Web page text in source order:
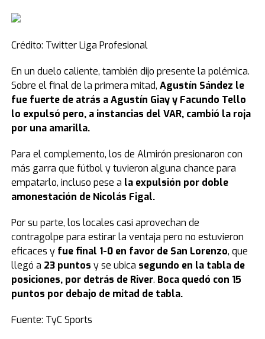
Crédito: Twitter Liga Profesional
En un duelo caliente, también dijo presente la polémica.
Sobre el final de la primera mitad, Agustín Sández le
fue fuerte de atrás a Agustín Giay y Facundo Tello
lo expulsó pero, a instancias del VAR, cambió la roja
por una amarilla.
Para el complemento, los de Almirón presionaron con
más garra que fútbol y tuvieron alguna chance para
empatarlo, incluso pese a la expulsión por doble
amonestación de Nicolás Figal.
Por su parte, los locales casi aprovechan de
contragolpe para estirar la ventaja pero no estuvieron
eficaces y fue final 1-0 en favor de San Lorenzo, que
llegó a 23 puntos y se ubica segundo en la tabla de
posiciones, por detrás de River. Boca quedó con 15
puntos por debajo de mitad de tabla.
Fuente: TyC Sports